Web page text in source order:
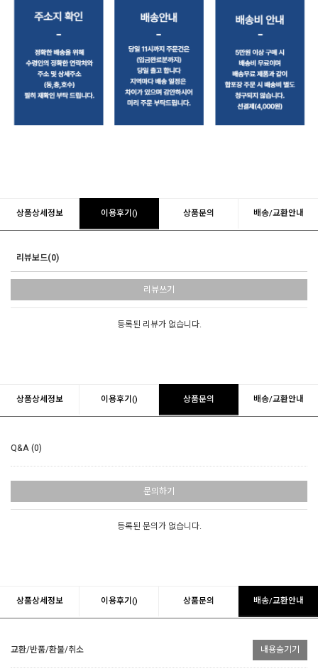
상품상세정보 이용후기() 상품문의 배송/교환안내
리뷰보드(0)
리뷰쓰기
등록된 리뷰가 없습니다.
상품상세정보 이용후기() 상품문의 배송/교환안내
Q&A (0)
문의하기
등록된 문의가 없습니다.
상품상세정보 이용후기() 상품문의 배송/교환안내
교환/반품/환불/취소 내용숨기기